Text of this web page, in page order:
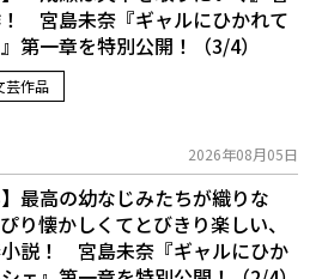
宮島未奈『ギャルにひかれて
第一章を特別公開！（3/4）
芸作品
2026年08月05日
】最高の幼なじみたちが織りな
り懐かしくてとびきり楽しい、
説！ 宮島未奈『ギャルにひか